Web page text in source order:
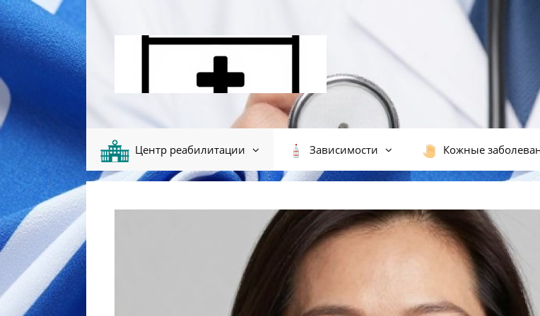
Перейти к содержимому
Центр реабилитации Зависимости Кожные